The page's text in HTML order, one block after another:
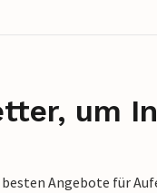
um
Angebote für